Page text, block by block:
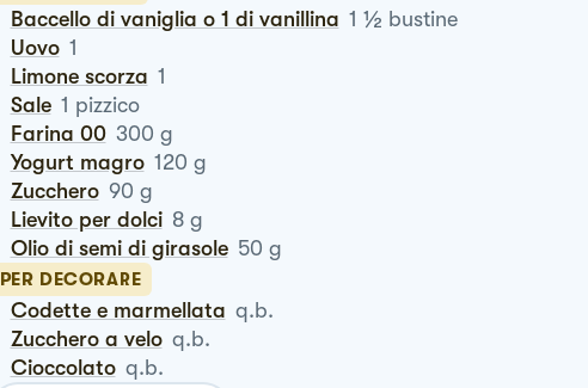
Baccello di vaniglia o 1 di vanillina 1 ½ bustine
Uovo 1
Limone scorza 1
Sale 1 pizzico
Farina 00 300 g
Yogurt magro 120 g
Zucchero 90 g
Lievito per dolci 8 g
Olio di semi di girasole 50 g
PER DECORARE
Codette e marmellata q.b.
Zucchero a velo q.b.
Cioccolato q.b.